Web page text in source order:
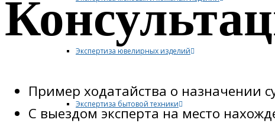
Экспертиза ювелирных изделий
Экспертиза бытовой техники
Пример ходатайства о назначении
С выездом эксперта на место